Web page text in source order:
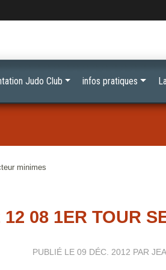
minimes
12 08 1ER TOUR
PUBLIÉ LE 09 DÉC. 2012 PAR
Judo Club infos pratiques